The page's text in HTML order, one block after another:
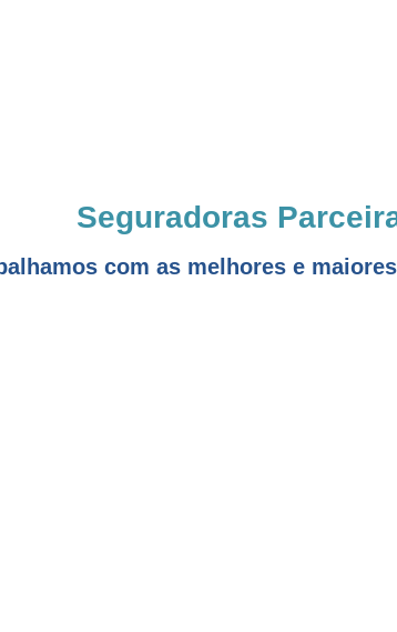
Seguradoras
com as melhores e